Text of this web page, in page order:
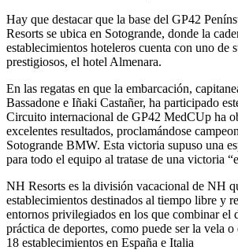
Hay que destacar que la base del GP42
Resorts se ubica en Sotogrande, donde la
establecimientos hoteleros cuenta con uno de
prestigiosos, el hotel Almenara.
En las regatas en que la embarcación,
Bassadone e Iñaki Castañer, ha participado
Circuito internacional de GP42 MedCUp ha
excelentes resultados, proclamándose
Sotogrande BMW. Esta victoria supuso una
para todo el equipo al tratase de una victoria
NH Resorts es la división vacacional de NH
establecimientos destinados al tiempo libre y
entornos privilegiados en los que combinar el
práctica de deportes, como puede ser la vela
18 establecimientos en España e Italia